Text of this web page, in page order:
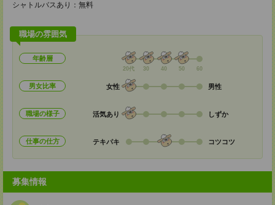
シャトルバスあり：無料
職場の雰囲気
年齢層
20代 30 40 50 60
男女比率 女性 男性
職場の様子 活気あり しずか
仕事の仕方 テキパキ コツコツ
募集情報